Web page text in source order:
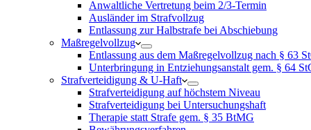
Anwaltliche Vertretung beim 2/3-Termin
Ausländer im Strafvollzug
Entlassung zur Halbstrafe bei Abschiebung
Maßregelvollzug
Entlassung aus dem Maßregelvollzug nach § 63
Unterbringung in Entziehungsanstalt gem. § 64
Strafverteidigung & U-Haft
Strafverteidigung auf höchstem Niveau
Strafverteidigung bei Untersuchungshaft
Therapie statt Strafe gem. § 35 BtMG